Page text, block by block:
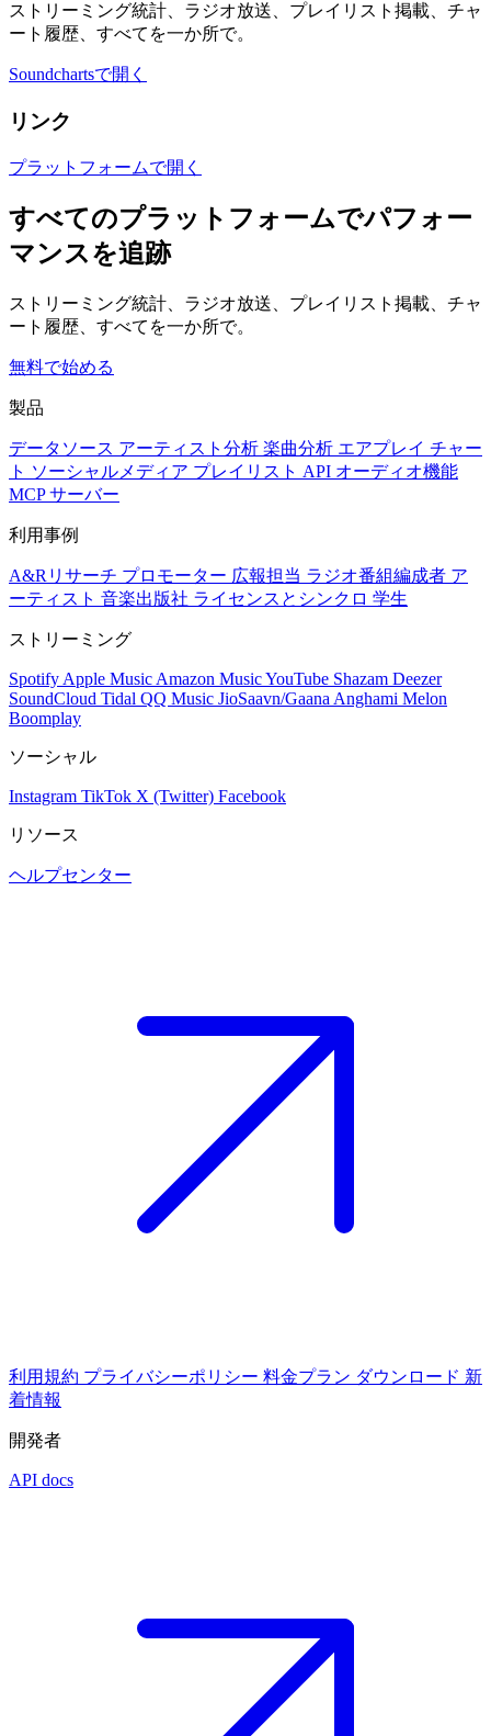
ストリーミング統計、ラジオ放送、プレイリスト掲載、チャ
ート履歴、すべてを一か所で。
Soundchartsで開く
リンク
プラットフォームで開く
すべてのプラットフォームでパフォー
マンスを追跡
ストリーミング統計、ラジオ放送、プレイリスト掲載、チャ
ート履歴、すべてを一か所で。
無料で始める
製品
データソース アーティスト分析 楽曲分析 エアプレイ チャー
ト ソーシャルメディア プレイリスト API オーディオ機能
MCP サーバー
利用事例
A&Rリサーチ プロモーター 広報担当 ラジオ番組編成者 ア
ーティスト 音楽出版社 ライセンスとシンクロ 学生
ストリーミング
Spotify Apple Music Amazon MusicYouTube Shazam Deezer
SoundCloud Tidal QQ Music JioSaavn/Gaana Anghami Melon
Boomplay
ソーシャル
Instagram TikTok X (Twitter) Facebook
リソース
ヘルプセンター
利用規約 プライバシーポリシー 料金プラン ダウンロード 新
着情報
開発者
API docs